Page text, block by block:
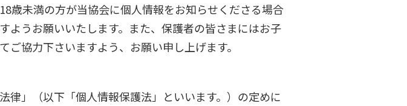
歳未満の方が当協会に個人情報をお知らせくださる場合
ようお願いいたします。また、保護者の皆さまにはお子
協力下さいますよう、お願い申し上げます。
律」（以下「個人情報保護法」といいます。）の定めに